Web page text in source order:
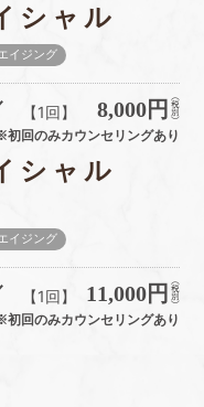
シャル
イジング
【1回】 8,000円
初回のみカウンセリングあり
シャル
イジング
【1回】 11,000円
初回のみカウンセリングあり